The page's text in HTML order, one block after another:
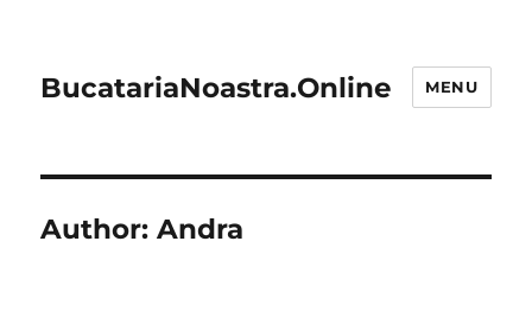
BucatariaNoastra.Online MENU
Author:Andra